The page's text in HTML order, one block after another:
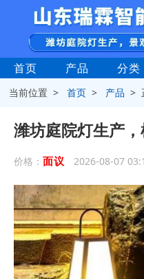
首页 产品 分类
当前位置 >首页 > 产品 >
潍坊庭院灯生产
价格： 面议 2026-08-07